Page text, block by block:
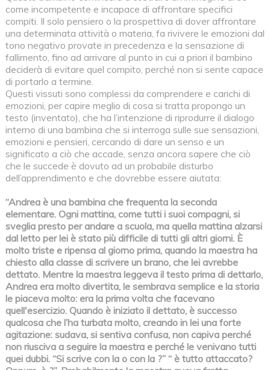
come incompetente e incapace di affrontare specifici
compiti. Il solo pensiero o la prospettiva di dover affrontare
una determinata attività o materia, fa rivivere le emozioni dal
tono negativo provate in precedenza e la sensazione di
fallimento, fino ad arrivare al punto in cui a priori il bambino
deciderà di evitare quel compito, perché non si sente capace
di portarlo a termine.
Questi vissuti sono complessi da comprendere e carichi di
emozioni, per capire meglio di cosa si tratta propongo un
testo (inventato), che ha l’intenzione di riprodurre il dialogo
interno di una bambina che si interroga sulle sue sensazioni,
emozioni e pensieri, cercando di dare un senso e un
significato a ciò che accade, senza ancora sapere che ciò
che le succede è dovuto ad un probabile disturbo
dell’apprendimento e che dovrebbe essere aiutata:
“Andrea è una bambina che frequenta la seconda
elementare. Ogni mattina, come tutti i suoi compagni, si
sveglia presto per andare a scuola, ma quella mattina alzarsi
dal letto per lei è stato più difficile di tutti gli altri giorni. È
molto triste e ripensa al giorno prima, quando la maestra ha
chiesto alla classe di scrivere un brano, che lei avrebbe
dettato. Mentre la maestra leggeva il testo prima di dettarlo,
Andrea era molto divertita, le sembrava semplice e la storia
le piaceva molto: era la prima volta che facevano
quell'esercizio. Quando è iniziato il dettato, è successo
qualcosa che l’ha turbata molto, creando in lei una forte
agitazione: sudava, si sentiva confusa, non capiva perché
non riusciva a seguire la maestra e perché le venivano tutti
quei dubbi. “Si scrive con la o con la ?” “ è tutto attaccato?